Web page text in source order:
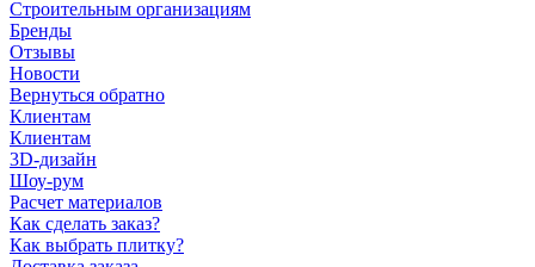
Строительным организациям
Бренды
Отзывы
Новости
Вернуться обратно
Клиентам
Клиентам
3D-дизайн
Шоу-рум
Расчет материалов
Как сделать заказ?
Как выбрать плитку?